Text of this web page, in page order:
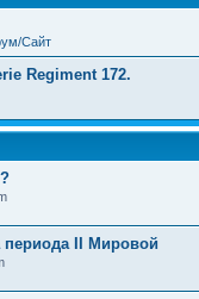
Сайт
Regiment 172.
периода II Мировой